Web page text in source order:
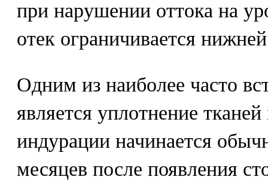
при нарушении оттока на
отек ограничивается
Одним из наиболее часто
является уплотнение
индурации начинается
месяцев после появления